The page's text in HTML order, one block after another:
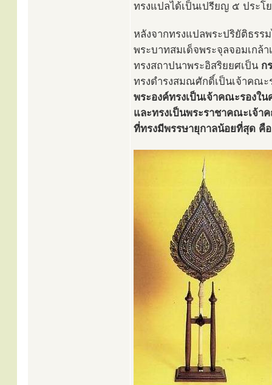
ทรงแปลได้เป็นเปรียญ ๕ ประโ
หลังจากทรงแปลพระปริยัติธรร
พระบาทสมเด็จพระจุลจอมเกล้า
ทรงสถาปนาพระอิสริยยศเป็น ก
ทรงดำรงสมณศักดิ์เป็นเจ้าคณ
พระองค์ทรงเป็นเจ้าคณะรองใ
และทรงเป็นพระราชาคณะเจ้า
ที่ทรงมีพรรษายุกาลน้อยที่สุด คื